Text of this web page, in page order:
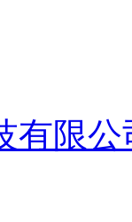
有限公